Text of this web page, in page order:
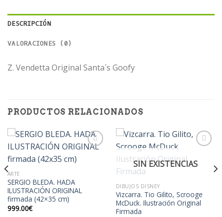
DESCRIPCIÓN
VALORACIONES (0)
Z. Vendetta Original Santa´s Goofy
PRODUCTOS RELACIONADOS
deseos
ARTE
SERGIO BLEDA. HADA
ILUSTRACIÓN ORIGINAL
firmada (42×35 cm)
999.00€
SIN EXISTENCIAS
DIBUJOS DISNEY
Vizcarra. Tio Gilito, Scrooge
McDuck. Ilustración Original
Firmada